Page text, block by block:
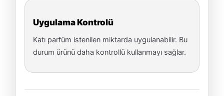
Uygulama Kontrolü
Katı parfüm istenilen miktarda uygulanabilir. Bu
durum ürünü daha kontrollü kullanmayı sağlar.